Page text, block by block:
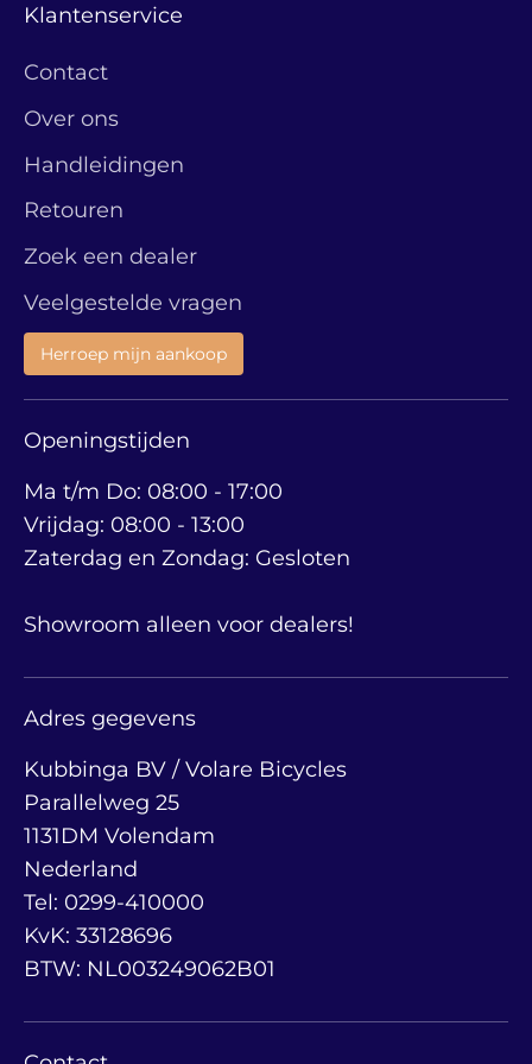
Klantenservice
Contact
Over ons
Handleidingen
Retouren
Zoek een dealer
Veelgestelde vragen
Herroep mijn aankoop
Openingstijden
Ma t/m Do: 08:00 - 17:00
Vrijdag: 08:00 - 13:00
Zaterdag en Zondag: Gesloten
Showroom alleen voor dealers!
Adres gegevens
Kubbinga BV / Volare Bicycles
Parallelweg 25
1131DM Volendam
Nederland
Tel: 0299-410000
KvK: 33128696
BTW: NL003249062B01